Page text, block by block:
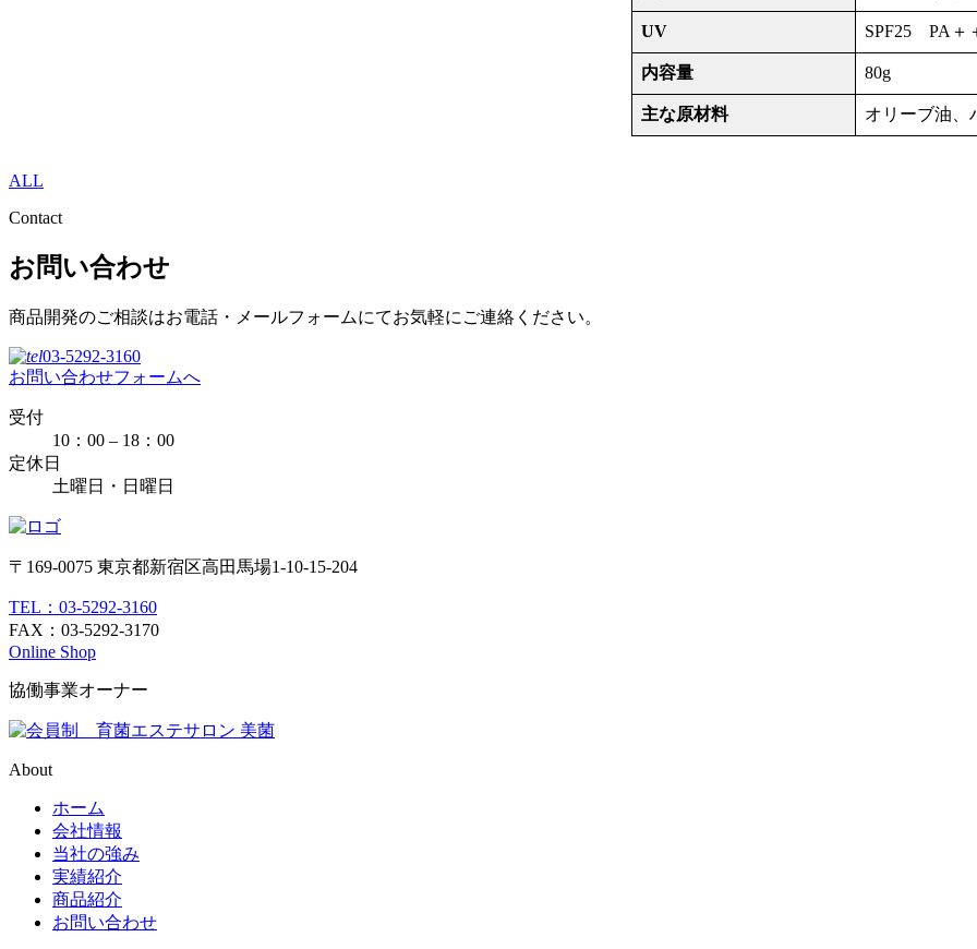
UV SPF25 PA＋
内容量 80g
主な原材料 オリーブ油、
ALL
Contact
お問い合わせ
商品開発のご相談はお電話・メールフォームにてお気軽にご連絡ください。
03-5292-3160
お問い合わせフォームへ
受付
10：00 – 18：00
定休日
土曜日・日曜日
〒169-0075 東京都新宿区高田馬場1-10-15-204
TEL：03-5292-3160
FAX：03-5292-3170
Online Shop
協働事業オーナー
About
ホーム
会社情報
当社の強み
実績紹介
商品紹介
お問い合わせ